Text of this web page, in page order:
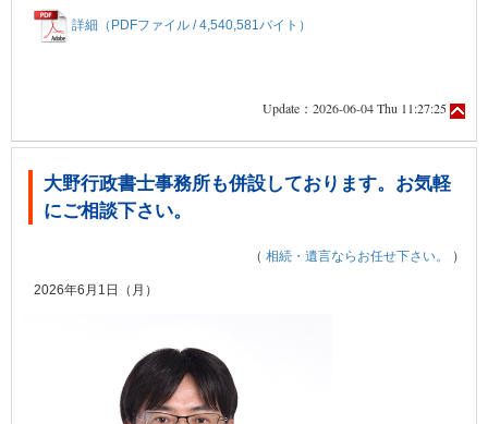
詳細（PDFファイル / 4,540,581バイト）
Update：2026-06-04 Thu 11:27:25
大野行政書士事務所も併設しております。お気軽
にご相談下さい。
（ 相続・遺言ならお任せ下さい。 ）
2026年6月1日（月）